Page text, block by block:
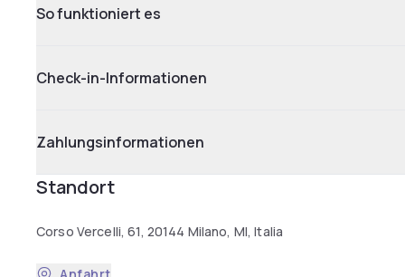
So funktioniert es
Check-in-Informationen
Zahlungsinformationen
Standort
Corso Vercelli, 61, 20144 Milano, MI, Italia